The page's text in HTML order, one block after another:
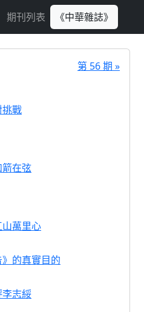
期刊列表 《中華雜誌》
第 56 期 »
戰
在弦
萬里心
的真實目的
志綏